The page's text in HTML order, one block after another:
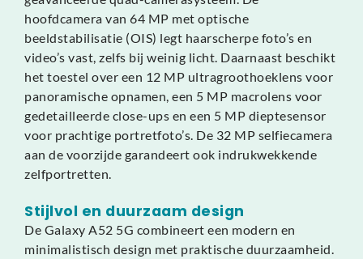
hoofdcamera van 64 MP met optische
beeldstabilisatie (OIS) legt haarscherpe foto’s en
video’s vast, zelfs bij weinig licht. Daarnaast beschikt
het toestel over een 12 MP ultragroothoeklens voor
panoramische opnamen, een 5 MP macrolens voor
gedetailleerde close-ups en een 5 MP dieptesensor
voor prachtige portretfoto’s. De 32 MP selfiecamera
aan de voorzijde garandeert ook indrukwekkende
zelfportretten.
Stijlvol en duurzaam design
De Galaxy A52 5G combineert een modern en
minimalistisch design met praktische duurzaamheid.